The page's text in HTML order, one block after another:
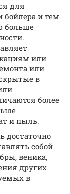
для
бойлера и тем
больше
или
или
в
более
и пыль.
достаточно
собой
веника,
других
в